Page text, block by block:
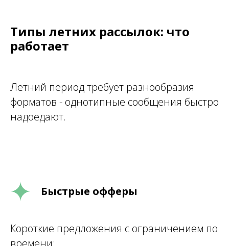
Типы летних рассылок: что
работает
Летний период требует разнообразия
форматов - однотипные сообщения быстро
надоедают.
Быстрые офферы
Короткие предложения с ограничением по
времени: